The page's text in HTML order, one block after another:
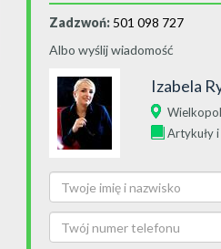
Zadzwoń: 501 098 727
Albo wyślij wiadomość
Izabela
Artykuły